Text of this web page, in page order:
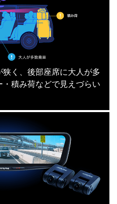
く、後部座席に大人が多
積み荷などで見えづらい